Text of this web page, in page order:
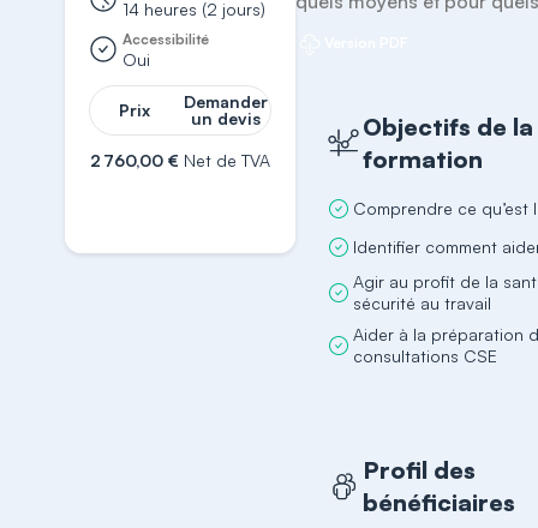
14 heures (2 jours)
Accessibilité
Oui
Prix
Demander
un devis
2 760,00 € Net de TVA
Objectifs de la
formation
Comprendre ce qu’est
Identifier comment
Agir au profit de la
sécurité au travail
Aider à la préparation
consultations CSE
Profil des
bénéficiaires